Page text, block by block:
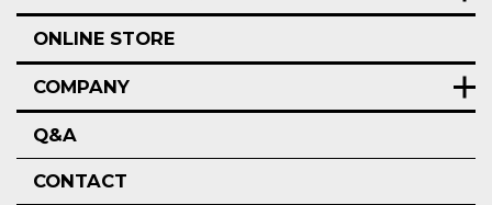
ONLINE STORE
COMPANY
Q&A
CONTACT